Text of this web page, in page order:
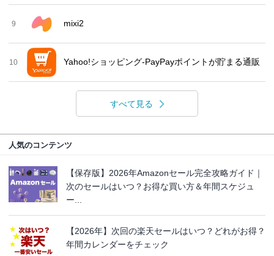
9 mixi2
10 Yahoo!ショッピング-PayPayポイントが貯まる通販
すべて見る
人気のコンテンツ
【保存版】2026年Amazonセール完全攻略ガイド｜
次のセールはいつ？お得な買い方＆年間スケジュ
ー...
【2026年】次回の楽天セールはいつ？どれがお得？
年間カレンダーをチェック